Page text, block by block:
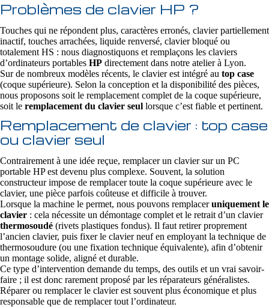
Problèmes de clavier HP ?
Touches qui ne répondent plus, caractères erronés, clavier partiellement
inactif, touches arrachées, liquide renversé, clavier bloqué ou
totalement HS : nous diagnostiquons et remplaçons les claviers
d’ordinateurs portables HP directement dans notre atelier à Lyon.
Sur de nombreux modèles récents, le clavier est intégré au top case
(coque supérieure). Selon la conception et la disponibilité des pièces,
nous proposons soit le remplacement complet de la coque supérieure,
soit le remplacement du clavier seul lorsque c’est fiable et pertinent.
Remplacement de clavier : top case
ou clavier seul
Contrairement à une idée reçue, remplacer un clavier sur un PC
portable HP est devenu plus complexe. Souvent, la solution
constructeur impose de remplacer toute la coque supérieure avec le
clavier, une pièce parfois coûteuse et difficile à trouver.
Lorsque la machine le permet, nous pouvons remplaceruniquement le
clavier : cela nécessite un démontage complet et le retrait d’un clavier
thermosoudé (rivets plastiques fondus). Il faut retirer proprement
l’ancien clavier, puis fixer le clavier neuf en employant la technique de
thermosoudure (ou une fixation technique équivalente), afin d’obtenir
un montage solide, aligné et durable.
Ce type d’intervention demande du temps, des outils et un vrai savoir-
faire ; il est donc rarement proposé par les réparateurs généralistes.
Réparer ou remplacer le clavier est souvent plus économique et plus
responsable que de remplacer tout l’ordinateur.